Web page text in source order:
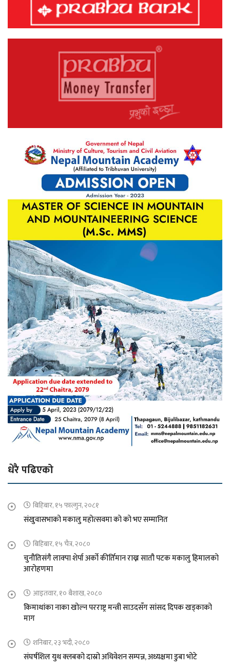
धेरै पढिएको
बिहिबार, १५ फाल्गुन, २०८१
संखुवासभाको मकालु महोत्सवमा को को भए सम्मानित
बिहिबार, १५ चैत्र, २०८०
चुनौतिसंगै लाक्पा शेर्पा अर्को कीर्तिमान राख्न सातौ पटक मकालु हिमालको
आरोहणमा
आइतवार, १० बैशाख, २०८०
किमाथांका नाका खोल्न परराष्ट्र मन्त्री साउदसँग सांसद दिपक खड्काको
माग
शनिबार, २३ भदौ, २०८०
संघर्षशिल युथ क्लबको दास्रो अधिवेशन सम्पन्न, अध्यक्षमा डुबा भोटे